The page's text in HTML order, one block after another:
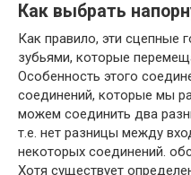
Как выбрать
Как правило, эти сцепные
зубьями, которые
Особенность этого
соединений, которые мы
можем соединить два
т.е. нет разницы между
некоторых соединений.
Хотя существует